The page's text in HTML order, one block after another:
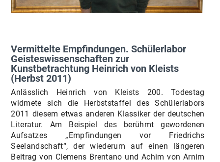
Vermittelte Empfindungen. Schülerlabor
Geisteswissenschaften zur
Kunstbetrachtung Heinrich von Kleists
(Herbst 2011)
Anlässlich Heinrich von Kleists 200. Todestag
widmete sich die Herbststaffel des Schülerlabors
2011 diesem etwas anderen Klassiker der deutschen
Literatur. Am Beispiel des berühmt gewordenen
Aufsatzes „Empfindungen vor Friedrichs
Seelandschaft“, der wiederum auf einen längeren
Beitrag von Clemens Brentano und Achim von Arnim